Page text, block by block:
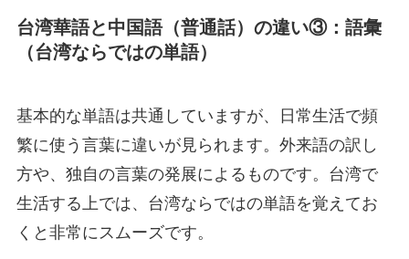
台湾華語と中国語（普通話）の違い③：語彙
（台湾ならではの単語）
基本的な単語は共通していますが、日常生活で頻
繁に使う言葉に違いが見られます。外来語の訳し
方や、独自の言葉の発展によるものです。台湾で
生活する上では、台湾ならではの単語を覚えてお
くと非常にスムーズです。